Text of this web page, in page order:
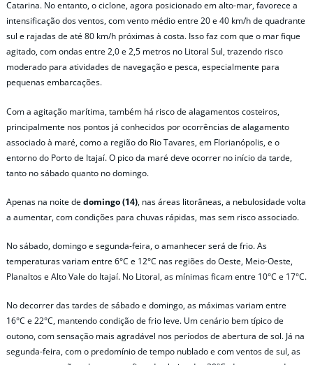
Catarina. No entanto, o ciclone, agora posicionado em alto-mar, favorece a
intensificação dos ventos, com vento médio entre 20 e 40 km/h de quadrante
sul e rajadas de até 80 km/h próximas à costa. Isso faz com que o mar fique
agitado, com ondas entre 2,0 e 2,5 metros no Litoral Sul, trazendo risco
moderado para atividades de navegação e pesca, especialmente para
pequenas embarcações.
Com a agitação marítima, também há risco de alagamentos costeiros,
principalmente nos pontos já conhecidos por ocorrências de alagamento
associado à maré, como a região do Rio Tavares, em Florianópolis, e o
entorno do Porto de Itajaí. O pico da maré deve ocorrer no início da tarde,
tanto no sábado quanto no domingo.
Apenas na noite dedomingo (14), nas áreas litorâneas, a nebulosidade volta
a aumentar, com condições para chuvas rápidas, mas sem risco associado.
No sábado, domingo e segunda-feira, o amanhecer será de frio. As
temperaturas variam entre 6°C e 12°C nas regiões do Oeste, Meio-Oeste,
Planaltos e Alto Vale do Itajaí. No Litoral, as mínimas ficam entre 10°C e 17°C.
No decorrer das tardes de sábado e domingo, as máximas variam entre
16°C e 22°C, mantendo condição de frio leve. Um cenário bem típico de
outono, com sensação mais agradável nos períodos de abertura de sol. Já na
segunda-feira, com o predomínio de tempo nublado e com ventos de sul, as